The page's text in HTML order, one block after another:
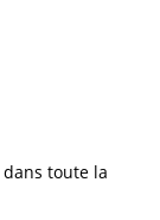
dans toute la